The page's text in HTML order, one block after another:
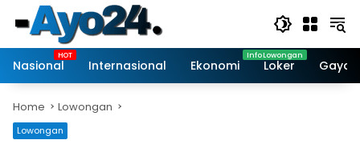
content
Nasional
Internasional Ekonomi Loker Gaya
Home Lowongan
Lowongan